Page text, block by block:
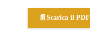
📄 Scarica il PDF